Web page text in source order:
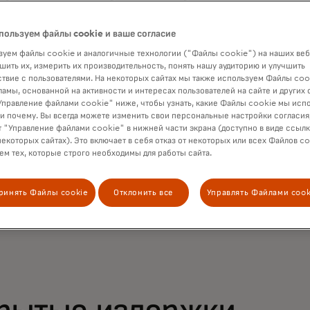
более нецелесообразно, особенно по мере того,
Merchant Cloud была разработана для
за счет объединения управляемых
для выявления мошенничества,
платежей в рамках единой,
настраиваемыми в соответствии с
и особенностями рынков. Этот
продавцам защищать транзакции,
эффективности на всех ключевых этапах
файлы cookie и ваше согласие
файлы cookie и аналогичные технологии ("Файлы cookie") на наших
их, измерить их производительность, понять нашу аудиторию и улучшить
с пользователями. На некоторых сайтах мы также используем Файлы
основанной на активности и интересах пользователей на сайте и других
файлами cookie" ниже, чтобы узнать, какие Файлы cookie мы
почему. Вы всегда можете изменить свои персональные настройки
"Управление файлами cookie" в нижней части экрана (доступно в виде
сайтах). Это включает в себя отказ от некоторых или всех Файлов
тех, которые строго необходимы для работы сайта.
Файлы cookie Отклонить все Управлять Файлами